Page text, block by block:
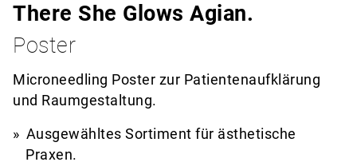
There She Glows Agian.
Poster
Microneedling Poster zur Patientenaufklärung
und Raumgestaltung.
Ausgewähltes Sortiment für ästhetische
Praxen.